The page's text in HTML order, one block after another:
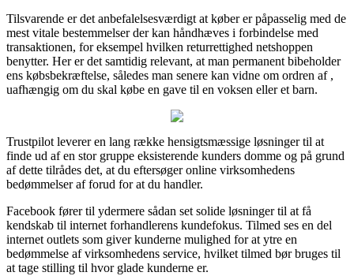
Tilsvarende er det anbefalelsesværdigt at køber er påpasselig med de
mest vitale bestemmelser der kan håndhæves i forbindelse med
transaktionen, for eksempel hvilken returrettighed netshoppen
benytter. Her er det samtidig relevant, at man permanent bibeholder
ens købsbekræftelse, således man senere kan vidne om ordren af ,
uafhængig om du skal købe en gave til en voksen eller et barn.
Trustpilot leverer en lang række hensigtsmæssige løsninger til at
finde ud af en stor gruppe eksisterende kunders domme og på grund
af dette tilrådes det, at du eftersøger online virksomhedens
bedømmelser af forud for at du handler.
Facebook fører til ydermere sådan set solide løsninger til at få
kendskab til internet forhandlerens kundefokus. Tilmed ses en del
internet outlets som giver kunderne mulighed for at ytre en
bedømmelse af virksomhedens service, hvilket tilmed bør bruges til
at tage stilling til hvor glade kunderne er.